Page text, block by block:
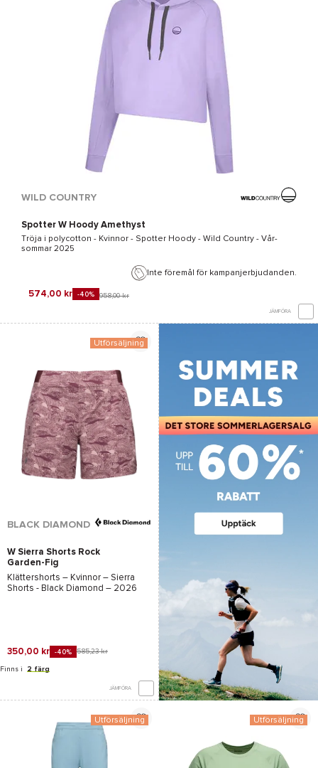
WILD COUNTRY
Spotter W Hoody Amethyst
Tröja i polycotton - Kvinnor - Spotter Hoody - Wild Country - Vår-
sommar 2025
Inte föremål för kampanjerbjudanden.
574,00 kr -40% 958,00 kr
JÄMFÖRA
Utförsäljning
BLACK DIAMOND
W Sierra Shorts Rock
Garden-Fig
Klättershorts – Kvinnor – Sierra
Shorts - Black Diamond – 2026
350,00 kr -40% 585,23 kr
Finns i 2 färg
JÄMFÖRA
Utförsäljning Utförsäljning